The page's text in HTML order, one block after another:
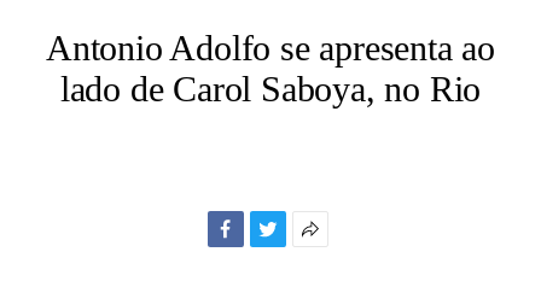
Antonio Adolfo se apresenta ao
lado de Carol Saboya, no Rio